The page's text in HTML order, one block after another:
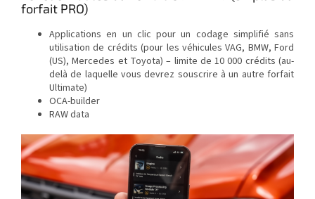
forfait PRO)
Applications en un clic pour un codage simplifié sans
utilisation de crédits (pour les véhicules VAG, BMW, Ford
(US), Mercedes et Toyota) – limite de 10 000 crédits (au-
delà de laquelle vous devrez souscrire à un autre forfait
Ultimate)
OCA-builder
RAW data